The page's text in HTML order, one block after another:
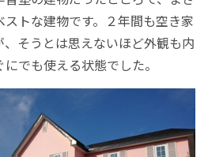
トな建物です。２年間も空き家
そうとは思えないほど外観も内
でも使える状態でした。